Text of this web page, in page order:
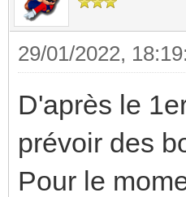
29/01/2022,
D'après le
prévoir des
Pour le